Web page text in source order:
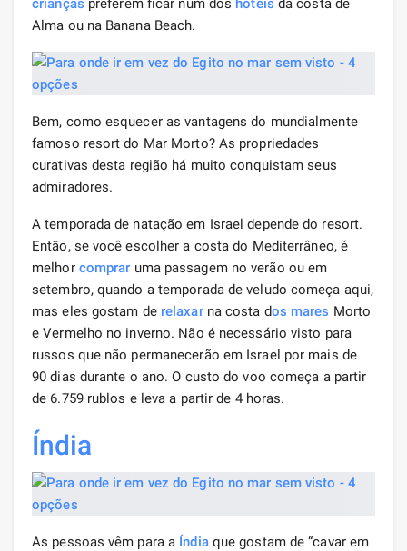
crianças preferem ficar num dos hotéis da costa de
Alma ou na Banana Beach.
Bem, como esquecer as vantagens do mundialmente
famoso resort do Mar Morto? As propriedades
curativas desta região há muito conquistam seus
admiradores.
A temporada de natação em Israel depende do resort.
Então, se você escolher a costa do Mediterrâneo, é
melhor comprar uma passagem no verão ou em
setembro, quando a temporada de veludo começa aqui,
mas eles gostam de relaxarna costa dos mares Morto
e Vermelho no inverno. Não é necessário visto para
russos que não permanecerão em Israel por mais de
90 dias durante o ano. O custo do voo começa a partir
de 6.759 rublos e leva a partir de 4 horas.
Índia
As pessoas vêm para a Índiaque gostam de “cavar em